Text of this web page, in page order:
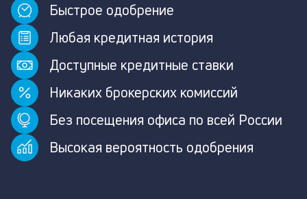
Быстрое одобрение
Любая кредитная история
Доступные кредитные ставки
Никаких брокерских комиссий
Без посещения офиса по всей России
Высокая вероятность одобрения